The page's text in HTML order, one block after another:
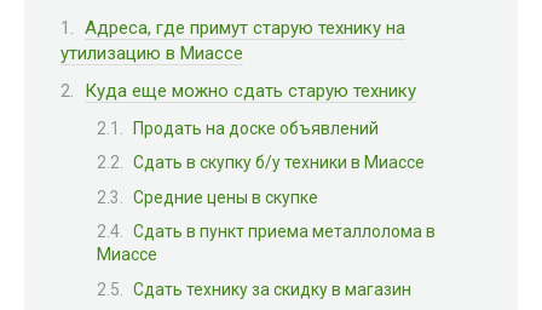
Адреса, где примут старую технику на
утилизацию в Миассе
Куда еще можно сдать старую технику
Продать на доске объявлений
Сдать в скупку б/у техники в Миассе
Средние цены в скупке
Сдать в пункт приема металлолома в
Миассе
Сдать технику за скидку в магазин